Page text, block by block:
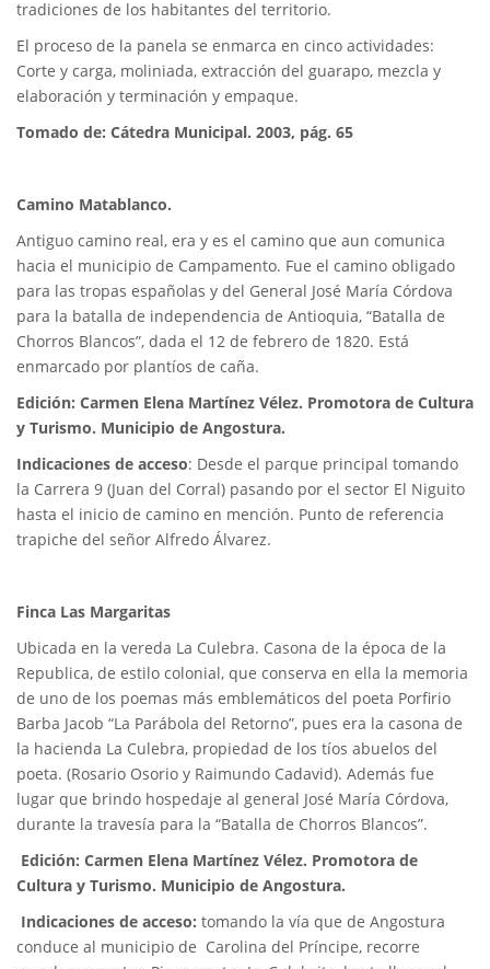
tradiciones de los habitantes del territorio.
El proceso de la panela se enmarca en cinco actividades:
Corte y carga, moliniada, extracción del guarapo, mezcla y
elaboración y terminación y empaque.
Tomado de: Cátedra Municipal. 2003, pág. 65
Camino Matablanco.
Antiguo camino real, era y es el camino que aun comunica
hacia el municipio de Campamento. Fue el camino obligado
para las tropas españolas y del General José María Córdova
para la batalla de independencia de Antioquia, “Batalla de
Chorros Blancos”, dada el 12 de febrero de 1820. Está
enmarcado por plantíos de caña.
Edición: Carmen Elena Martínez Vélez. Promotora de Cultura
y Turismo. Municipio de Angostura.
Indicaciones de acceso: Desde el parque principal tomando
la Carrera 9 (Juan del Corral) pasando por el sector El Niguito
hasta el inicio de camino en mención. Punto de referencia
trapiche del señor Alfredo Álvarez.
Finca Las Margaritas
Ubicada en la vereda La Culebra. Casona de la época de la
Republica, de estilo colonial, que conserva en ella la memoria
de uno de los poemas más emblemáticos del poeta Porfirio
Barba Jacob “La Parábola del Retorno”, pues era la casona de
la hacienda La Culebra, propiedad de los tíos abuelos del
poeta. (Rosario Osorio y Raimundo Cadavid). Además fue
lugar que brindo hospedaje al general José María Córdova,
durante la travesía para la “Batalla de Chorros Blancos”.
Edición: Carmen Elena Martínez Vélez. Promotora de
Cultura y Turismo. Municipio de Angostura.
Indicaciones de acceso: tomando la vía que de Angostura
conduce al municipio de Carolina del Príncipe, recorre